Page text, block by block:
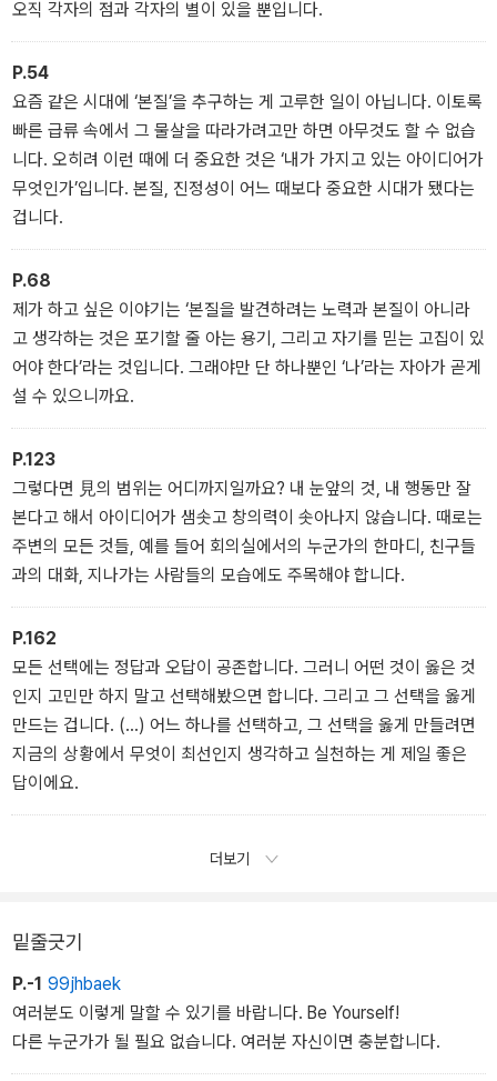
오직 각자의 점과 각자의 별이 있을 뿐입니다.
P.54
요즘 같은 시대에 ‘본질’을 추구하는 게 고루한 일이 아닙니다. 이토록
빠른 급류 속에서 그 물살을 따라가려고만 하면 아무것도 할 수 없습
니다. 오히려 이런 때에 더 중요한 것은 ‘내가 가지고 있는 아이디어가
무엇인가’입니다. 본질, 진정성이 어느 때보다 중요한 시대가 됐다는
겁니다.
P.68
제가 하고 싶은 이야기는 ‘본질을 발견하려는 노력과 본질이 아니라
고 생각하는 것은 포기할 줄 아는 용기, 그리고 자기를 믿는 고집이 있
어야 한다’라는 것입니다. 그래야만 단 하나뿐인 ‘나’라는 자아가 곧게
설 수 있으니까요.
P.123
그렇다면 見의 범위는 어디까지일까요? 내 눈앞의 것, 내 행동만 잘
본다고 해서 아이디어가 샘솟고 창의력이 솟아나지 않습니다. 때로는
주변의 모든 것들, 예를 들어 회의실에서의 누군가의 한마디, 친구들
과의 대화, 지나가는 사람들의 모습에도 주목해야 합니다.
P.162
모든 선택에는 정답과 오답이 공존합니다. 그러니 어떤 것이 옳은 것
인지 고민만 하지 말고 선택해봤으면 합니다. 그리고 그 선택을 옳게
만드는 겁니다. (…) 어느 하나를 선택하고, 그 선택을 옳게 만들려면
지금의 상황에서 무엇이 최선인지 생각하고 실천하는 게 제일 좋은
답이에요.
더보기
밑줄긋기
P.-1 99jhbaek
여러분도 이렇게 말할 수 있기를 바랍니다. Be Yourself!
다른 누군가가 될 필요 없습니다. 여러분 자신이면 충분합니다.